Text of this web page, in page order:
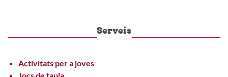
Serveis
Activitats per a joves